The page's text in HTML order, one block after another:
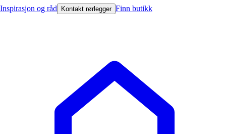
Inspirasjon og råd Kontakt rørlegger Finn butikk